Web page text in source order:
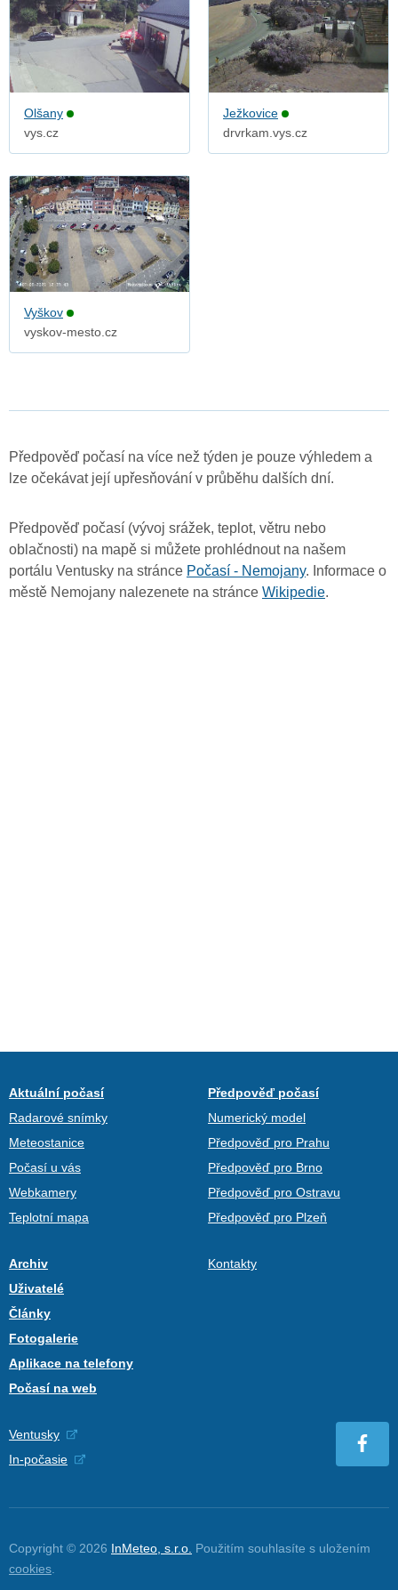
Olšany
vys.cz
Ježkovice
drvrkam.vys.cz
Vyškov
vyskov-mesto.cz
Předpověď počasí na více než týden je pouze výhledem a
lze očekávat její upřesňování v průběhu dalších dní.
Předpověď počasí (vývoj srážek, teplot, větru nebo
oblačnosti) na mapě si můžete prohlédnout na našem
portálu Ventusky na stránce Počasí - Nemojany. Informace o
městě Nemojany nalezenete na stránce Wikipedie.
Aktuální počasí
Radarové snímky
Meteostanice
Počasí u vás
Webkamery
Teplotní mapa
Předpověď počasí
Numerický model
Předpověď pro Prahu
Předpověď pro Brno
Předpověď pro Ostravu
Předpověď pro Plzeň
Archiv
Uživatelé
Články
Fotogalerie
Aplikace na telefony
Počasí na web
Kontakty
Ventusky
In-počasie
Copyright © 2026 InMeteo, s.r.o. Použitím souhlasíte s uložením
cookies